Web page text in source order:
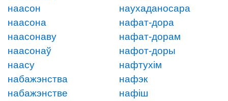
наасон
наасона
наасонаву
наасонаў
наасу
набажэнства
набажэнстве
наухаданосара
нафат-дора
нафат-дорам
нафот-доры
нафтухім
нафэк
нафіш